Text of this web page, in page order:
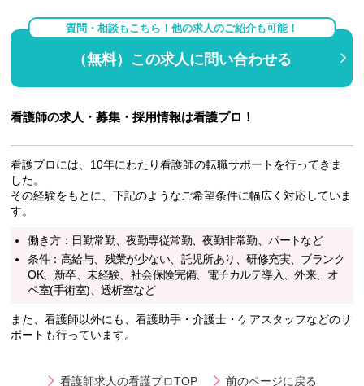
質問・相談もこちら！他の求人のご紹介も可能！
（無料）この求人に問い合わせる
看護師の求人・募集・採用情報は看護プロ！
看護プロには、10年にわたり看護師の転職サポートを行ってきま
した。
その経験をもとに、下記のようなご希望条件に幅広く対応していま
す。
働き方：日勤常勤、夜勤専従常勤、夜勤非常勤、パートなど
条件：高給与、残業が少ない、託児所あり、研修充実、ブランク
OK、新卒、未経験、社会保険完備、電子カルテ導入、外来、オ
ペ室(手術室)、透析室など
また、看護師以外にも、看護助手・介護士・ケアスタッフなどのサ
ポートも行っています。
看護師求人の看護プロTOP 前のページに戻る